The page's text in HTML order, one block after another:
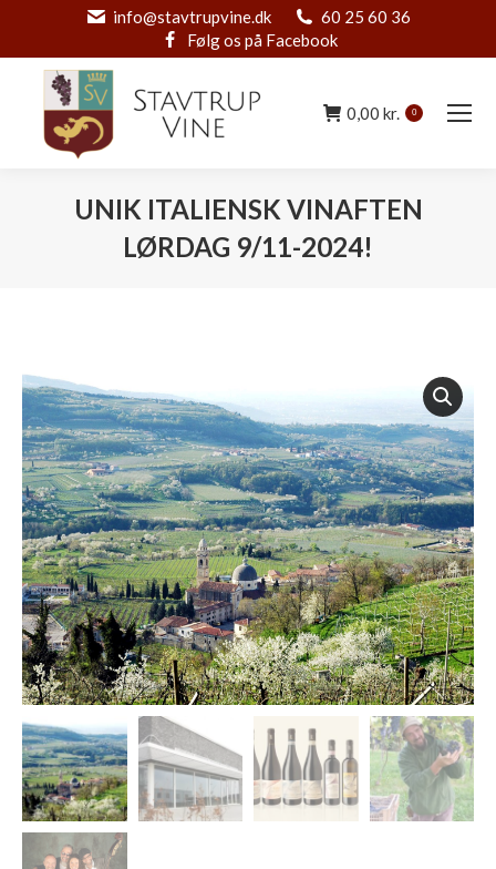
info@stavtrupvine.dk
60 25 60 36
Følg os på Facebook
0,00 kr. 0
UNIK ITALIENSK VINAFTEN
LØRDAG 9/11-2024!